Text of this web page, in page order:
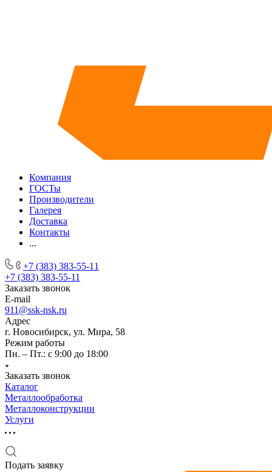
Компания
ГОСТы
Производители
Галерея
Доставка
Контакты
...
+7 (383) 383-55-11
+7 (383) 383-55-11
Заказать звонок
E-mail
911@ssk-nsk.ru
Адрес
г. Новосибирск, ул. Мира, 58
Режим работы
Пн. – Пт.: с 9:00 до 18:00
Заказать звонок
Каталог
Металлообработка
Металлоконструкции
Услуги
Подать заявку